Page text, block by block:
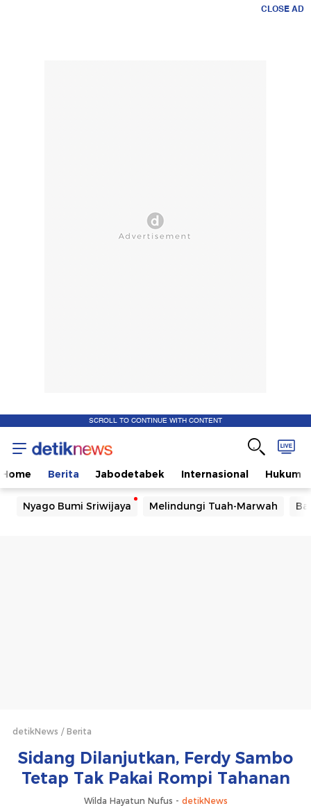
CLOSE AD
SCROLL TO CONTINUE WITH CONTENT
Home Berita Jabodetabek Internasional Hukum
Nyago Bumi Sriwijaya Melindungi Tuah-Marwah
detikNews Berita
Sidang Dilanjutkan, Ferdy Sambo
Tetap Tak Pakai Rompi Tahanan
Wilda Hayatun Nufus - detikNews